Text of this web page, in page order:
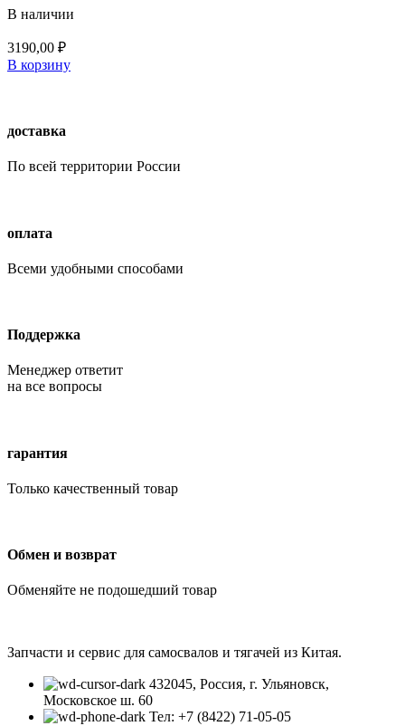
В наличии
3190,00 ₽
В корзину
доставка
По всей территории России
оплата
Всеми удобными способами
Поддержка
Менеджер ответит
на все вопросы
гарантия
Только качественный товар
Обмен и возврат
Обменяйте не подошедший товар
Запчасти и сервис для самосвалов и тягачей из Китая.
432045, Россия, г. Ульяновск,
Московское ш. 60
Тел: +7 (8422) 71-05-05